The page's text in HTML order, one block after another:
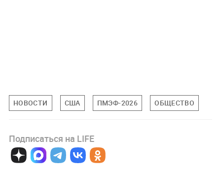
НОВОСТИ США ПМЭФ-2026 ОБЩЕСТВО
Подписаться на LIFE